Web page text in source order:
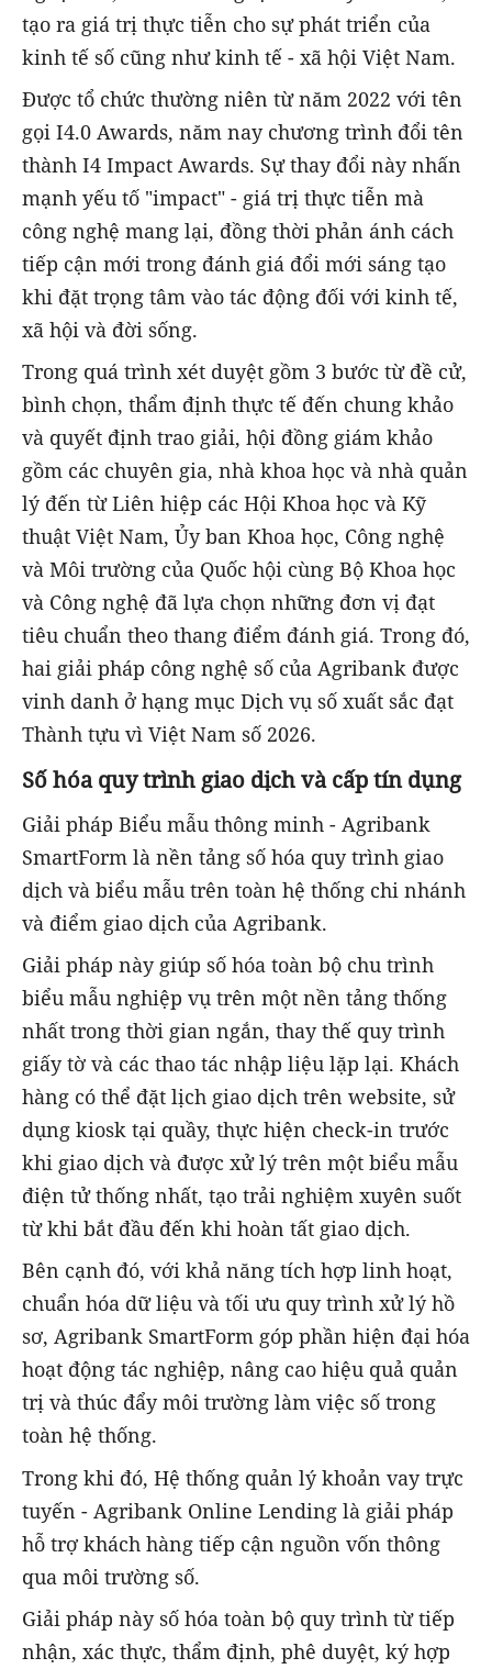
tạo ra giá trị thực tiễn cho sự phát triển của
kinh tế số cũng như kinh tế - xã hội Việt Nam.
Được tổ chức thường niên từ năm 2022 với tên
gọi I4.0 Awards, năm nay chương trình đổi tên
thành I4 Impact Awards. Sự thay đổi này nhấn
mạnh yếu tố "impact" - giá trị thực tiễn mà
công nghệ mang lại, đồng thời phản ánh cách
tiếp cận mới trong đánh giá đổi mới sáng tạo
khi đặt trọng tâm vào tác động đối với kinh tế,
xã hội và đời sống.
Trong quá trình xét duyệt gồm 3 bước từ đề cử,
bình chọn, thẩm định thực tế đến chung khảo
và quyết định trao giải, hội đồng giám khảo
gồm các chuyên gia, nhà khoa học và nhà quản
lý đến từ Liên hiệp các Hội Khoa học và Kỹ
thuật Việt Nam, Ủy ban Khoa học, Công nghệ
và Môi trường của Quốc hội cùng Bộ Khoa học
và Công nghệ đã lựa chọn những đơn vị đạt
tiêu chuẩn theo thang điểm đánh giá. Trong đó,
hai giải pháp công nghệ số của Agribank được
vinh danh ở hạng mục Dịch vụ số xuất sắc đạt
Thành tựu vì Việt Nam số 2026.
Số hóa quy trình giao dịch và cấp tín dụng
Giải pháp Biểu mẫu thông minh - Agribank
SmartForm là nền tảng số hóa quy trình giao
dịch và biểu mẫu trên toàn hệ thống chi nhánh
và điểm giao dịch của Agribank.
Giải pháp này giúp số hóa toàn bộ chu trình
biểu mẫu nghiệp vụ trên một nền tảng thống
nhất trong thời gian ngắn, thay thế quy trình
giấy tờ và các thao tác nhập liệu lặp lại. Khách
hàng có thể đặt lịch giao dịch trên website, sử
dụng kiosk tại quầy, thực hiện check-in trước
khi giao dịch và được xử lý trên một biểu mẫu
điện tử thống nhất, tạo trải nghiệm xuyên suốt
từ khi bắt đầu đến khi hoàn tất giao dịch.
Bên cạnh đó, với khả năng tích hợp linh hoạt,
chuẩn hóa dữ liệu và tối ưu quy trình xử lý hồ
sơ, Agribank SmartForm góp phần hiện đại hóa
hoạt động tác nghiệp, nâng cao hiệu quả quản
trị và thúc đẩy môi trường làm việc số trong
toàn hệ thống.
Trong khi đó, Hệ thống quản lý khoản vay trực
tuyến - Agribank Online Lending là giải pháp
hỗ trợ khách hàng tiếp cận nguồn vốn thông
qua môi trường số.
Giải pháp này số hóa toàn bộ quy trình từ tiếp
nhận, xác thực, thẩm định, phê duyệt, ký hợp